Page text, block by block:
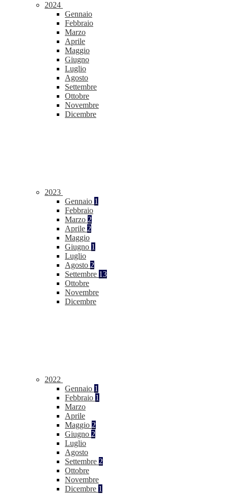
2024
Gennaio
Febbraio
Marzo
Aprile
Maggio
Giugno
Luglio
Agosto
Settembre
Ottobre
Novembre
Dicembre
2023
Gennaio 1
Febbraio
Marzo 2
Aprile 2
Maggio
Giugno 1
Luglio
Agosto 2
Settembre 13
Ottobre
Novembre
Dicembre
2022
Gennaio 1
Febbraio 1
Marzo
Aprile
Maggio 2
Giugno 2
Luglio
Agosto
Settembre 2
Ottobre
Novembre
Dicembre 1